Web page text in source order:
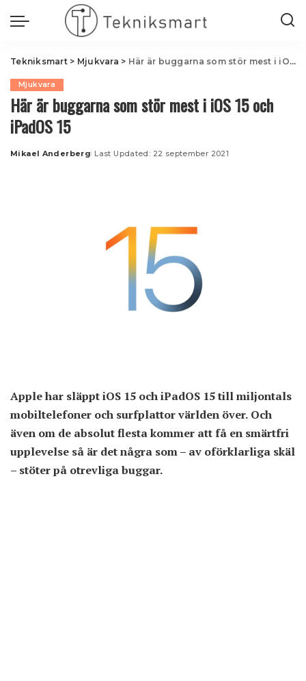
Tekniksmart> Mjukvara > Här är buggarna som stör mest i iOS 15 och iPadOS 15
Mjukvara
Här är buggarna som stör mest i iOS 15 och
iPadOS 15
Posted
Mikael Anderberg Last Updated: 22 september 2021
Apple har släppt iOS 15 och iPadOS 15 till miljontals
mobiltelefoner och surfplattor världen över. Och
även om de absolut flesta kommer att få en smärtfri
upplevelse så är det några som – av oförklarliga skäl
– stöter på otrevliga buggar.